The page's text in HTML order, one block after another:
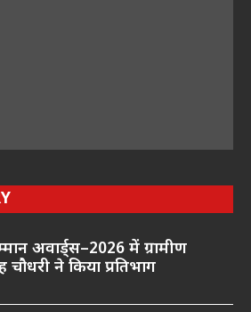
अवार्ड्स–2026 में ग्रामीण
चौधरी ने किया प्रतिभाग